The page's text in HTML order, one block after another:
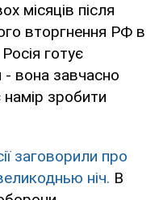
місяців після
вторгнення РФ в
готує
вона завчасно
зробити
заговорили про
ніч. В